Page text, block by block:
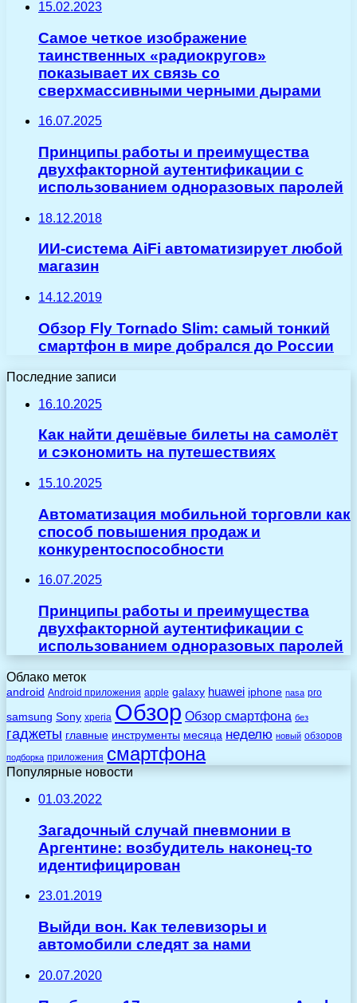
15.02.2023
Самое четкое изображение
таинственных «радиокругов»
показывает их связь со
сверхмассивными черными дырами
16.07.2025
Принципы работы и преимущества
двухфакторной аутентификации с
использованием одноразовых паролей
18.12.2018
ИИ-система AiFi автоматизирует любой
магазин
14.12.2019
Обзор Fly Tornado Slim: самый тонкий
смартфон в мире добрался до России
Последние записи
16.10.2025
Как найти дешёвые билеты на самолёт
и сэкономить на путешествиях
15.10.2025
Автоматизация мобильной торговли как
способ повышения продаж и
конкурентоспособности
16.07.2025
Принципы работы и преимущества
двухфакторной аутентификации с
использованием одноразовых паролей
Облако меток
android Android приложения apple galaxy huawei iphone nasa pro
samsung Sony xperia Обзор Обзор смартфона без
гаджеты главные инструменты месяца неделю новый обзоров
подборка приложения смартфона
Популярные новости
01.03.2022
Загадочный случай пневмонии в
Аргентине: возбудитель наконец-то
идентифицирован
23.01.2019
Выйди вон. Как телевизоры и
автомобили следят за нами
20.07.2020